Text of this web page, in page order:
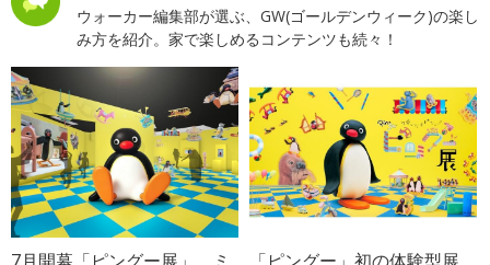
ウォーカー編集部が選ぶ、GW(ゴールデンウィーク)の楽し
み方を紹介。家で楽しめるコンテンツも続々！